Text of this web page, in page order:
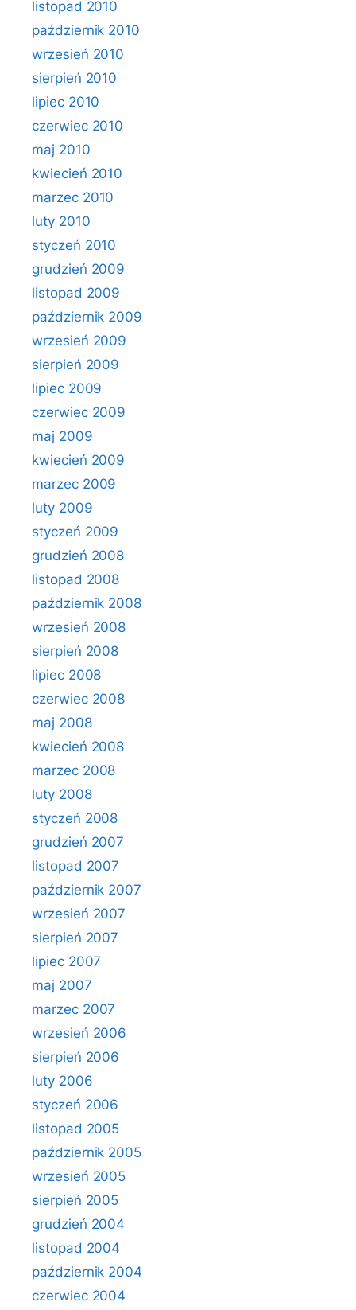
listopad 2010
październik 2010
wrzesień 2010
sierpień 2010
lipiec 2010
czerwiec 2010
maj 2010
kwiecień 2010
marzec 2010
luty 2010
styczeń 2010
grudzień 2009
listopad 2009
październik 2009
wrzesień 2009
sierpień 2009
lipiec 2009
czerwiec 2009
maj 2009
kwiecień 2009
marzec 2009
luty 2009
styczeń 2009
grudzień 2008
listopad 2008
październik 2008
wrzesień 2008
sierpień 2008
lipiec 2008
czerwiec 2008
maj 2008
kwiecień 2008
marzec 2008
luty 2008
styczeń 2008
grudzień 2007
listopad 2007
październik 2007
wrzesień 2007
sierpień 2007
lipiec 2007
maj 2007
marzec 2007
wrzesień 2006
sierpień 2006
luty 2006
styczeń 2006
listopad 2005
październik 2005
wrzesień 2005
sierpień 2005
grudzień 2004
listopad 2004
październik 2004
czerwiec 2004